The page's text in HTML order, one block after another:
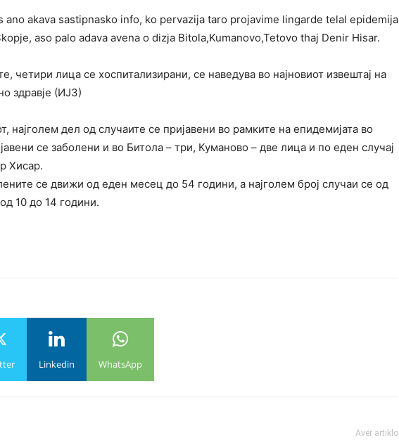
ano akava sastipnasko info, ko pervazija taro projavime lingarde telal epidemija
aso palo adava avena o dizja Bitola,Kumanovo,Tetovo thaj Denir Hisar.
четири лица се хоспитализирани, се наведува во најновиот извештај на
здравје (ИЈЗ)
најголем дел од случаите се пријавени во рамките на епидемијата во
се заболени и во Битола – три, Куманово – две лица и по еден случај
Хисар.
се движи од еден месец до 54 години, а најголем број случаи се од
10 до 14 години.
Linkedin WhatsApp
Aver artiklo